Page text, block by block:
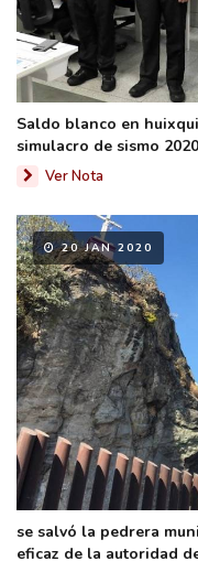
Saldo blanco en
simulacro de sismo 2020
Ver Nota
20 JAN 2020
se salvó la pedrera
eficaz de la autoridad